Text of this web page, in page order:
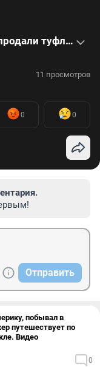
Бьюти-вандализм: художницы продали туфли в грязи за 1500 евро — видео
11 просмотров
0 0
Отправить
побывал в
путешествует по
Видео
0